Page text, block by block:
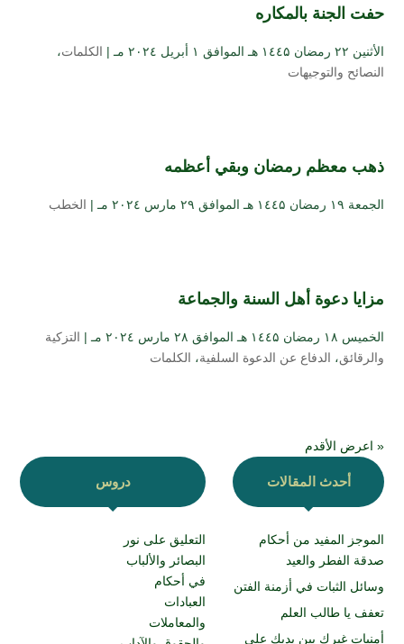
حفت الجنة بالمكاره
الأثنين ۲۲ رمضان ۱٤٤۵ هـ الموافق ۱ أبريل ۲۰۲٤ مـ | الكلمات،
النصائح والتوجيهات
ذهب معظم رمضان وبقي أعظمه
الجمعة ۱۹ رمضان ۱٤٤۵ هـ الموافق ۲۹ مارس ۲۰۲٤ مـ | الخطب
مزايا دعوة أهل السنة والجماعة
الخميس ۱۸ رمضان ۱٤٤۵ هـ الموافق ۲۸ مارس ۲۰۲٤ مـ |
التزكية
والرقائق، الدفاع عن الدعوة السلفية، الكلمات
« اعرض الأقدم
أحدث المقالات
الموجز المفيد من أحكام
صدقة الفطر والعيد
وسائل الثبات في أزمنة الفتن
تعفف يا طالب العلم
أمنيات غيرك بين يديك على
دروس
التعليق على نور
البصائر والألباب
في أحكام
العبادات
والمعاملات